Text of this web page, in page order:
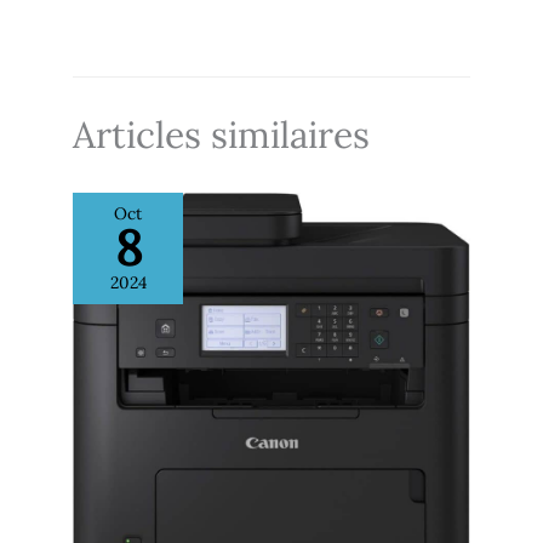
Dotée d'un système de
sécurité dynamique, qui
conçue exclusivement pour
cartouches utilisant une
puce HP originale ; les
cartouches utilisant une
puce non HP pourraient ne
pas fonctionner ou cesser
de fonctionner
Articles similaires
Oct
8
2024